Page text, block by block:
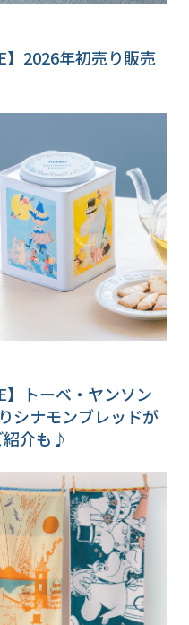
】2026年初売り販売
】トーベ・ヤンソン
シナモンブレッドが
紹介も♪